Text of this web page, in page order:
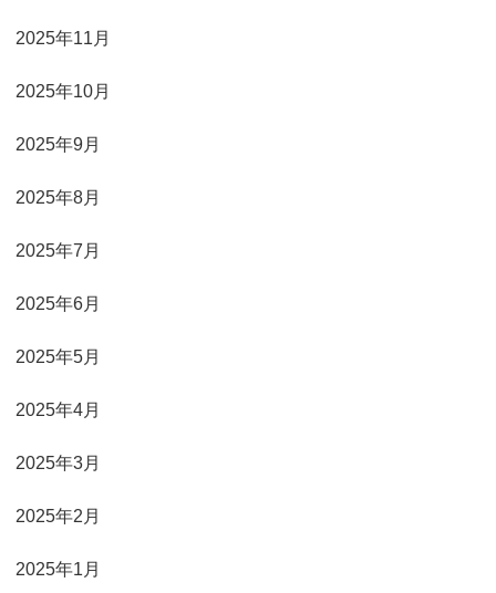
2025年11月
2025年10月
2025年9月
2025年8月
2025年7月
2025年6月
2025年5月
2025年4月
2025年3月
2025年2月
2025年1月